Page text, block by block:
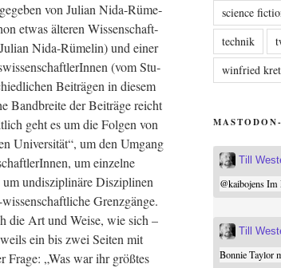
von Juli­an Nida-Rüme­
etwas älte­ren Wis­sen­schaft­
Nida-Rüme­lin) und einer
(vom Stu­
Bei­trä­gen in die­sem
Band­brei­te der Bei­trä­ge reicht
geht es um die Fol­gen von
Uni­ver­si­tät“, um den Umgang
um ein­zel­ne
undis­zi­pli­nä­re Dis­zi­pli­nen
Grenz­gän­ge.
die Art und Wei­se, wie sich –
ein bis zwei Sei­ten mit
Fra­ge: „Was war ihr größ­tes
science
technik
winfried
Till
@kaibojensIm
Till
Bonnie Taylor